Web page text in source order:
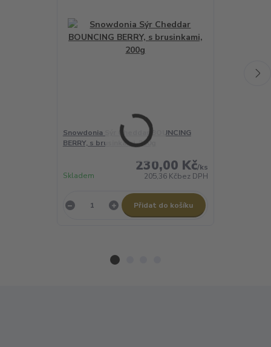
Snowdonia Sýr Cheddar BOUNCING
BERRY, s brusinkami, 200g
230,00 Kč/ks
205,36 Kčbez DPH
Skladem
Přidat do košíku